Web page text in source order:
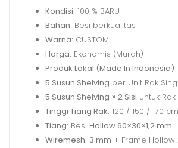
Kondisi: 100 % BARU
Bahan: Besi berkualitas
Warna: CUSTOM
Harga: Ekonomis (Murah)
Produk Lokal (Made In Indonesia)
5 Susun Shelving per Unit Rak
5 Susun Shelving × 2 Sisi untuk
Tinggi Tiang Rak: 120 / 150 / 170 cm
Tiang: Besi Hollow 60×30×1,2 mm
Wiremesh: 3 mm + Frame Hollow